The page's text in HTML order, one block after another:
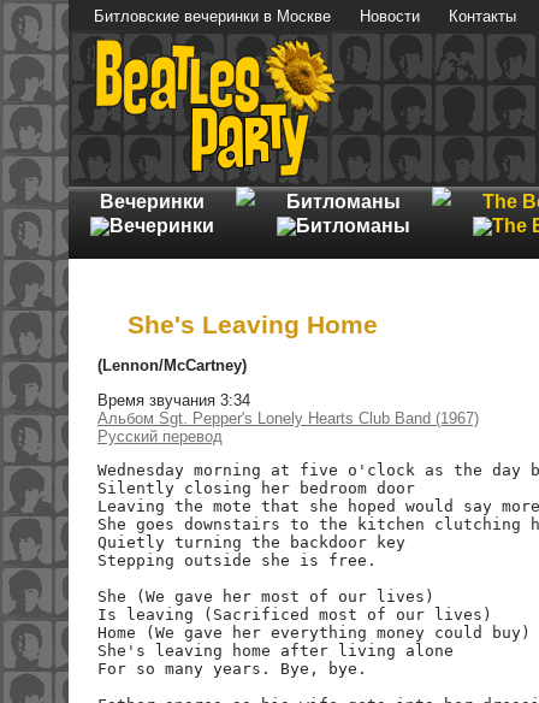
Битловские вечеринки в Москве Новости Контакты
Вечеринки Битломаны The
She's Leaving Home
(Lennon/McCartney)
Время звучания 3:34
Альбом Sgt. Pepper's Lonely Hearts Club Band (1967)
Русский перевод
Wednesday morning at five o'clock as the day
Silently closing her bedroom door
Leaving the mote that she hoped would say more
She goes downstairs to the kitchen clutching
Quietly turning the backdoor key
Stepping outside she is free.
She (We gave her most of our lives)
Is leaving (Sacrificed most of our lives)
Home (We gave her everything money could buy)
She's leaving home after living alone
For so many years. Bye, bye.